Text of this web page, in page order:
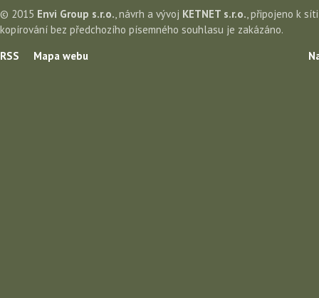
© 2015 Envi Group s.r.o., návrh a vývoj KETNET s.r.o., připojeno k
kopírování bez předchozího písemného souhlasu je zakázáno.
RSS
Mapa webu